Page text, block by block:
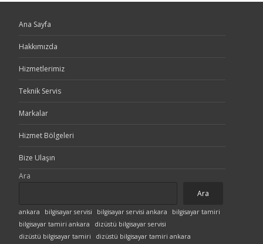
Ana Sayfa
Hakkımızda
Hizmetlerimiz
Teknik Servis
Markalar
Hizmet Bölgeleri
Bize Ulaşın
Ara
Ara
ankara bilgisayar servisi bilgisayar servisi ankara
bilgisayar tamiri
bilgisayar tamiri ankara
dizüstü bilgisayar servisi
dizüstü bilgisayar tamiri
dizüstü bilgisayar tamiri ankara